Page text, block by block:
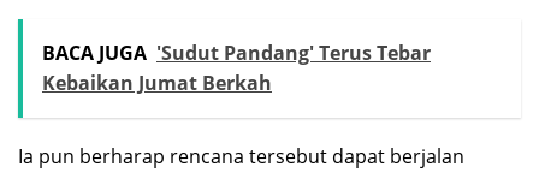
BACA JUGA 'Sudut Pandang' Terus Tebar
Kebaikan Jumat Berkah
Ia pun berharap rencana tersebut dapat berjalan